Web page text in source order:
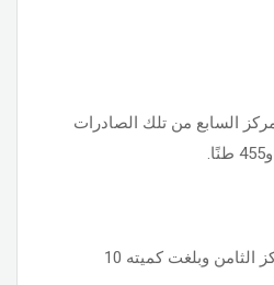
السابع من تلك الصادرات
يأتي الثوم في المركز الثامن وبلغت كميته 10